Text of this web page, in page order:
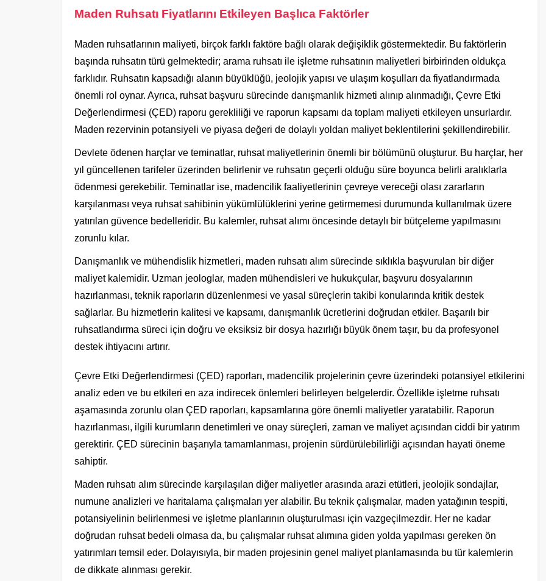
Maden Ruhsatı Fiyatlarını Etkileyen Başlıca Faktörler
Maden ruhsatlarının maliyeti, birçok farklı faktöre bağlı olarak değişiklik göstermektedir. Bu faktörlerin
başında ruhsatın türü gelmektedir; arama ruhsatı ile işletme ruhsatının maliyetleri birbirinden oldukça
farklıdır. Ruhsatın kapsadığı alanın büyüklüğü, jeolojik yapısı ve ulaşım koşulları da fiyatlandırmada
önemli rol oynar. Ayrıca, ruhsat başvuru sürecinde danışmanlık hizmeti alınıp alınmadığı, Çevre Etki
Değerlendirmesi (ÇED) raporu gerekliliği ve raporun kapsamı da toplam maliyeti etkileyen unsurlardır.
Maden rezervinin potansiyeli ve piyasa değeri de dolaylı yoldan maliyet beklentilerini şekillendirebilir.
Devlete ödenen harçlar ve teminatlar, ruhsat maliyetlerinin önemli bir bölümünü oluşturur. Bu harçlar, her
yıl güncellenen tarifeler üzerinden belirlenir ve ruhsatın geçerli olduğu süre boyunca belirli aralıklarla
ödenmesi gerekebilir. Teminatlar ise, madencilik faaliyetlerinin çevreye vereceği olası zararların
karşılanması veya ruhsat sahibinin yükümlülüklerini yerine getirmemesi durumunda kullanılmak üzere
yatırılan güvence bedelleridir. Bu kalemler, ruhsat alımı öncesinde detaylı bir bütçeleme yapılmasını
zorunlu kılar.
Danışmanlık ve mühendislik hizmetleri, maden ruhsatı alım sürecinde sıklıkla başvurulan bir diğer
maliyet kalemidir. Uzman jeologlar, maden mühendisleri ve hukukçular, başvuru dosyalarının
hazırlanması, teknik raporların düzenlenmesi ve yasal süreçlerin takibi konularında kritik destek
sağlarlar. Bu hizmetlerin kalitesi ve kapsamı, danışmanlık ücretlerini doğrudan etkiler. Başarılı bir
ruhsatlandırma süreci için doğru ve eksiksiz bir dosya hazırlığı büyük önem taşır, bu da profesyonel
destek ihtiyacını artırır.
Çevre Etki Değerlendirmesi (ÇED) raporları, madencilik projelerinin çevre üzerindeki potansiyel etkilerini
analiz eden ve bu etkileri en aza indirecek önlemleri belirleyen belgelerdir. Özellikle işletme ruhsatı
aşamasında zorunlu olan ÇED raporları, kapsamlarına göre önemli maliyetler yaratabilir. Raporun
hazırlanması, ilgili kurumların denetimleri ve onay süreçleri, zaman ve maliyet açısından ciddi bir yatırım
gerektirir. ÇED sürecinin başarıyla tamamlanması, projenin sürdürülebilirliği açısından hayati öneme
sahiptir.
Maden ruhsatı alım sürecinde karşılaşılan diğer maliyetler arasında arazi etütleri, jeolojik sondajlar,
numune analizleri ve haritalama çalışmaları yer alabilir. Bu teknik çalışmalar, maden yatağının tespiti,
potansiyelinin belirlenmesi ve işletme planlarının oluşturulması için vazgeçilmezdir. Her ne kadar
doğrudan ruhsat bedeli olmasa da, bu çalışmalar ruhsat alımına giden yolda yapılması gereken ön
yatırımları temsil eder. Dolayısıyla, bir maden projesinin genel maliyet planlamasında bu tür kalemlerin
de dikkate alınması gerekir.